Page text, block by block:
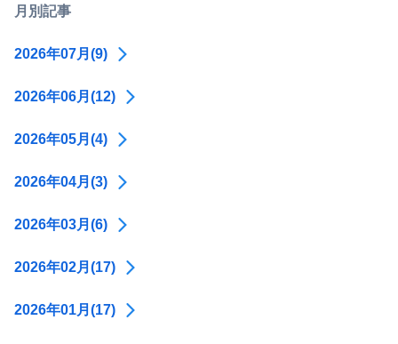
月別記事
2026年07月(9)
2026年06月(12)
2026年05月(4)
2026年04月(3)
2026年03月(6)
2026年02月(17)
2026年01月(17)